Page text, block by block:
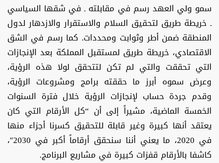
سمو ولي العهد رسم في مقابلته ـ في شقها السياسي
ـ خريطة طريق لتحقيق السلام والاستقرار والازدهار لدول
المنطقة ضمن أطر وثوابت ومحددات. كما رسم في الشق
الاقتصادي، خريطة طريق لمستقبل المملكة بعد الإنجازات
التي تحققت والتي لم تكن لتتحقق لولا هذه الرؤية،
وعرض سموه أبرز ما حققته برامج ومشروعات الرؤية،
وقدم جردة حساب لإنجازات الرؤية خلال فترة السنوات
الخمسة الماضية، مشيراً إلى أن “كل الأرقام التي كان
يعتقد أنها كبيرة وغير قابلة للتحقيق كسرنا أجزاء منها
في 2020، ما يعني أننا سنحقق أرقاماً أكبر في 2030″،
كاشفا بالأرقام قفزات كبيرة في مشاريع البرنامج.